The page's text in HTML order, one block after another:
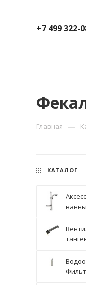
+7 499 322-
Главная —
КАТАЛОГ